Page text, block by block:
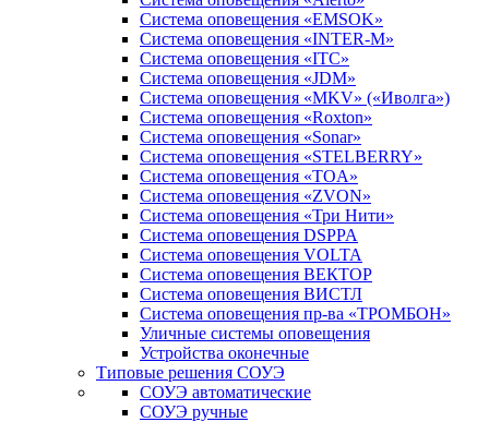
Система оповещения «EMSOK»
Система оповещения «INTER-M»
Система оповещения «ITC»
Система оповещения «JDM»
Система оповещения «MKV» («Иволга»)
Система оповещения «Roxton»
Система оповещения «Sonar»
Система оповещения «STELBERRY»
Система оповещения «TOA»
Система оповещения «ZVON»
Система оповещения «Три Нити»
Система оповещения DSPPA
Система оповещения VOLTA
Система оповещения ВЕКТОР
Система оповещения ВИСТЛ
Система оповещения пр-ва «ТРОМБОН»
Уличные системы оповещения
Устройства оконечные
Типовые решения СОУЭ
СОУЭ автоматические
СОУЭ ручные